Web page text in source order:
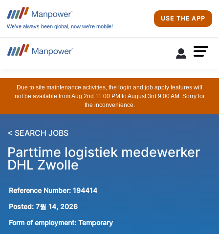
We’ve always been global, now we’re mobile!
USE THE APP
Due to site maintenance activities, the login and job apply features will
not be available from Aug 2nd 11:00 PM to August 3rd 9:00 AM. Sorry for
the inconvenience.
< SEARCH JOBS
Parttime logistiek medewerker
DHL Zwolle
Reference Number: 194414
Posted: 7월 14, 2026
Form of employment: Temporary